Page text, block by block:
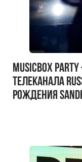
MUSICBOX
телеканала
рождения